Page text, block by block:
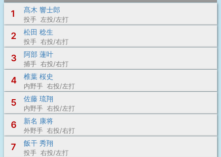
1
髙木 響士郎
投手 左投/左打
2 松田 稔生
投手 右投/右打
3 阿部 蓮叶
捕手 右投/右打
4 椎葉 桜史
内野手 右投/左打
5 佐藤 琉翔
内野手 右投/左打
6 新名 康将
外野手 右投/右打
7 飯干 秀翔
投手 右投/左打